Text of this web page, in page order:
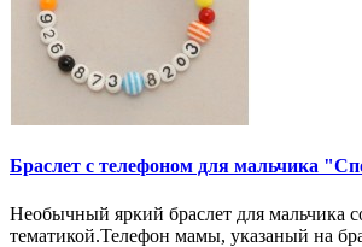
Браслет с телефоном для мальчика
Необычный яркий браслет для мальчика
тематикой.Телефон мамы, указаный на